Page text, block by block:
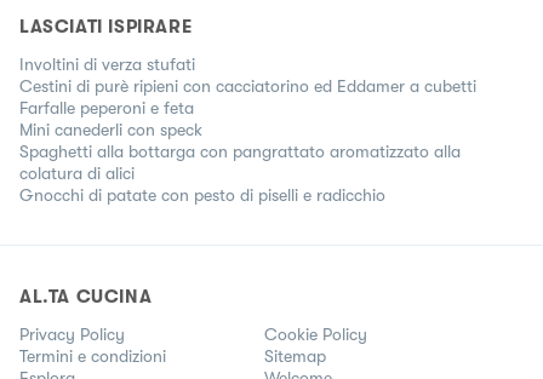
LASCIATI ISPIRARE
Involtini di verza stufati
Cestini di purè ripieni con cacciatorino ed Eddamer a cubetti
Farfalle peperoni e feta
Mini canederli con speck
Spaghetti alla bottarga con pangrattato aromatizzato alla
colatura di alici
Gnocchi di patate con pesto di piselli e radicchio
AL.TA CUCINA
Privacy Policy
Cookie Policy
Termini e condizioni
Sitemap